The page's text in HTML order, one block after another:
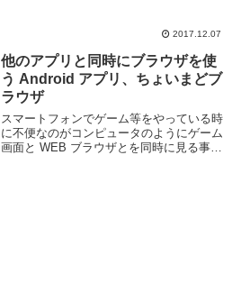
2017.12.07
他のアプリと同時にブラウザを使
う Android アプリ、ちょいまどブ
ラウザ
スマートフォンでゲーム等をやっている時
に不便なのがコンピュータのようにゲーム
画面と WEB ブラウザとを同時に見る事が